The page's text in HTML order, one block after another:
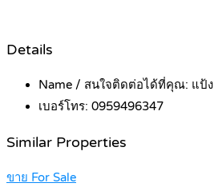
Details
Name / สนใจติดต่อได้ที่คุณ: แป้ง
เบอร์โทร: 0959496347
Similar Properties
ขาย For Sale